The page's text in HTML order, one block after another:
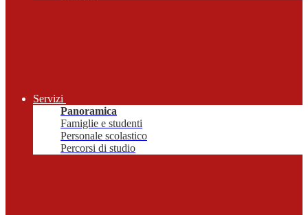
Servizi
Panoramica
Famiglie e studenti
Personale scolastico
Percorsi di studio